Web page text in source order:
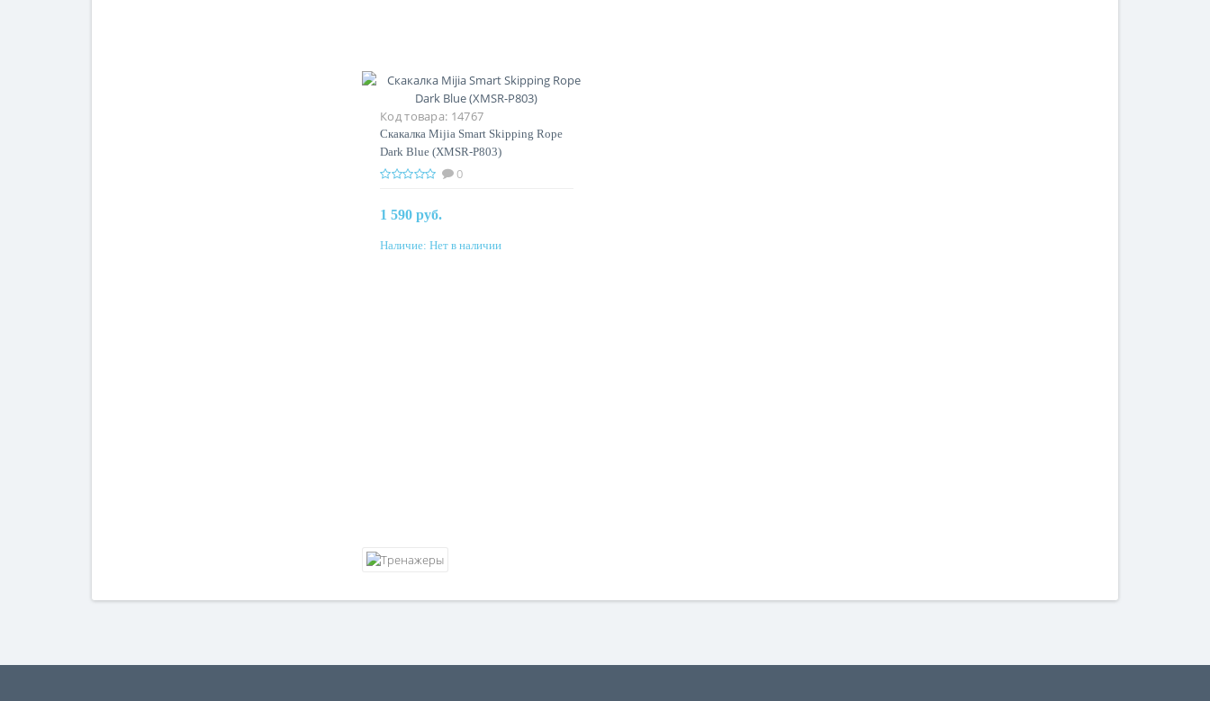
Код товара: 14767
Скакалка Mijia Smart Skipping Rope
Dark Blue (XMSR-P803)
0
1 590 руб.
Предзаказ
Наличие: Нет в наличии